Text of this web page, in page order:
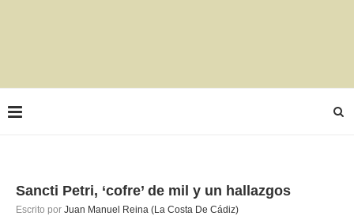
Sancti Petri, ‘cofre’ de mil y un hallazgos
Escrito por Juan Manuel Reina (La Costa De Cádiz)